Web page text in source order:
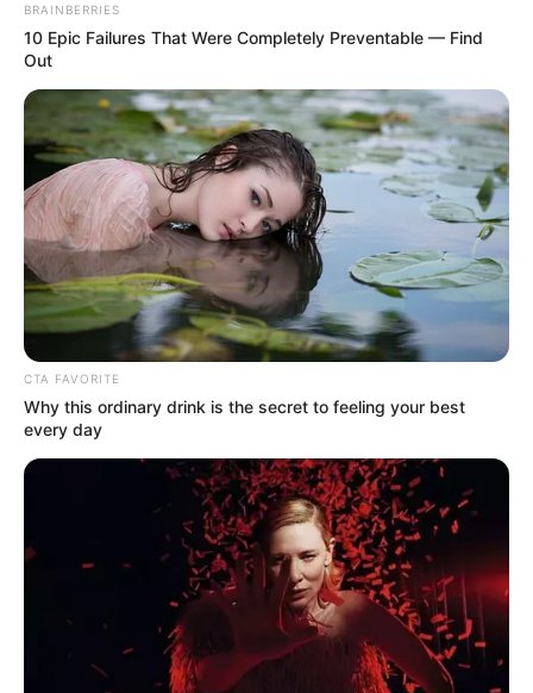
BRAINBERRIES
10 Epic Failures That Were Completely Preventable — Find
Out
CTA FAVORITE
Why this ordinary drink is the secret to feeling your best
every day